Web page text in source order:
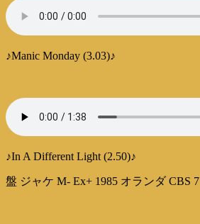
♪Manic Monday (3.03)♪
♪In A Different Light (2.50)♪
盤 ジャケ M- Ex+ 1985 オランダ CBS 7